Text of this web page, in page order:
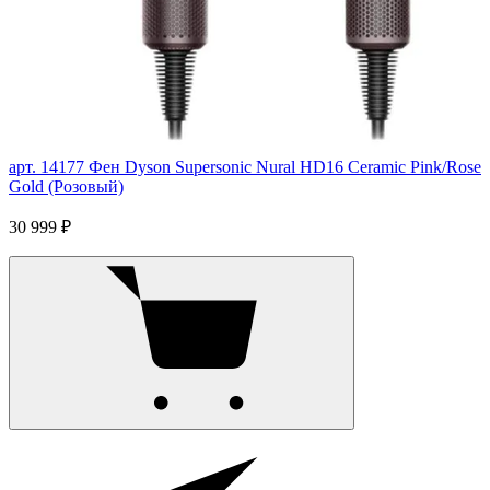
арт. 14177 Фен Dyson Supersonic Nural HD16 Ceramic Pink/Rose
Gold (Розовый)
30 999 ₽